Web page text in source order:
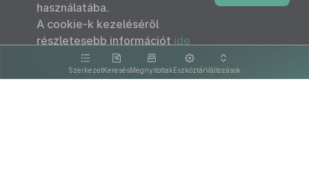
SzerkezetKeresésMegnyitottakEszköztárVáltozások
használatába.
A cookie-k kezeléséről
részletesebb információt ide
kattintva olvashat.